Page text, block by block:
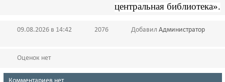
центральная библиотека».
09.08.2026 в 14:42 2076 Добавил Администратор
Оценок нет